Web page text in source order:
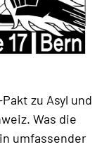
zu Asyl und
Was die
umfassender